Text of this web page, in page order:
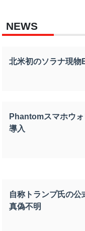
NEWS
北米初のソラナ現物
Phantomスマホウ
導入
自称トランプ氏の
真偽不明